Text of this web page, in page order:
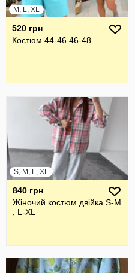
M, L, XL
520 грн
Костюм 44-46 46-48
S, M, L, XL
840 грн
Жіночий костюм двійка S-M
, L-XL